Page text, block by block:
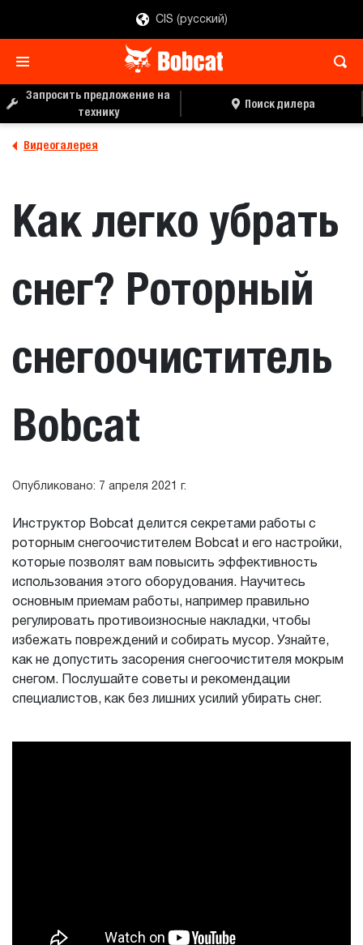
CIS (русский)
Запросить предложение на
технику
Поиск дилера
Видеогалерея
Как легко убрать
снег? Роторный
снегоочиститель
Bobcat
Опубликовано: 7 апреля 2021 г.
Инструктор Bobcat делится секретами работы с
роторным снегоочистителем Bobcat и его настройки,
которые позволят вам повысить эффективность
использования этого оборудования. Научитесь
основным приемам работы, например правильно
регулировать противоизносные накладки, чтобы
избежать повреждений и собирать мусор. Узнайте,
как не допустить засорения снегоочистителя мокрым
снегом. Послушайте советы и рекомендации
специалистов, как без лишних усилий убирать снег.